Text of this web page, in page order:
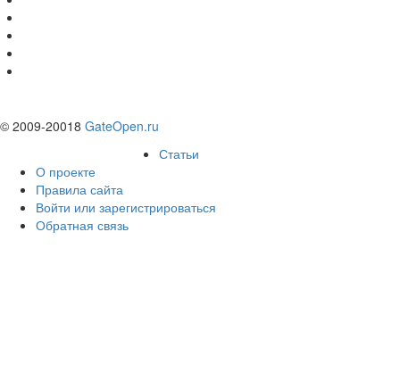
© 2009-20018 GateOpen.ru
Статьи
О проекте
Правила сайта
Войти или зарегистрироваться
Обратная связь